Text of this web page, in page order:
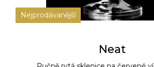
Nejprodávanější
Neat